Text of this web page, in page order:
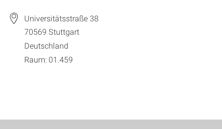
Universitätsstraße 38
70569 Stuttgart
Deutschland
Raum: 01.459